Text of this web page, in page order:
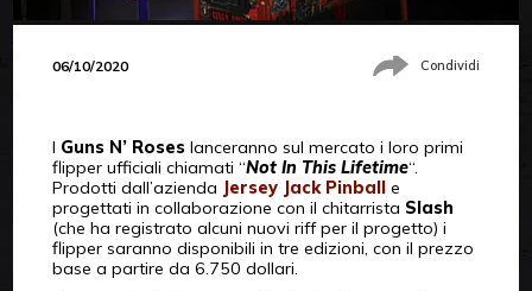
06/10/2020 Condividi
I Guns N’ Roseslanceranno sul mercato i loro primi
flipper ufficiali chiamati “Not In This Lifetime“.
Prodotti dall’azienda Jersey Jack Pinball e
progettati in collaborazione con il chitarrista Slash
(che ha registrato alcuni nuovi riff per il progetto) i
flipper saranno disponibili in tre edizioni, con il prezzo
base a partire da 6.750 dollari.